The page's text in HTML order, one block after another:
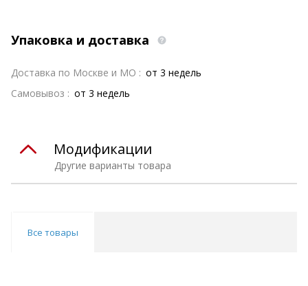
Упаковка и доставка
Доставка по Москве и МО : от 3 недель
Самовывоз : от 3 недель
Другие варианты товара
Модификации
Все товары